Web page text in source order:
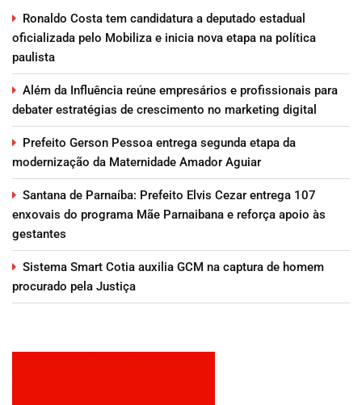
Ronaldo Costa tem candidatura a deputado estadual
oficializada pelo Mobiliza e inicia nova etapa na política
paulista
Além da Influência reúne empresários e profissionais para
debater estratégias de crescimento no marketing digital
Prefeito Gerson Pessoa entrega segunda etapa da
modernização da Maternidade Amador Aguiar
Santana de Parnaíba: Prefeito Elvis Cezar entrega 107
enxovais do programa Mãe Parnaibana e reforça apoio às
gestantes
Sistema Smart Cotia auxilia GCM na captura de homem
procurado pela Justiça